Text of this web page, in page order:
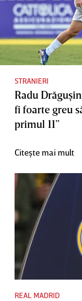
STRANIERI
Radu
fi foarte greu
primul 11”
Citește mai mult
REAL MADRID